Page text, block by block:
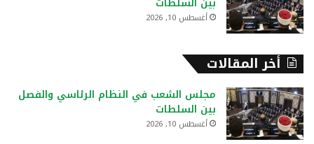
أغسطس 10, 2026
أخر المقالات
مجلس الشعب في النظام الرئاسي والفصل
بين السلطات
أغسطس 10, 2026